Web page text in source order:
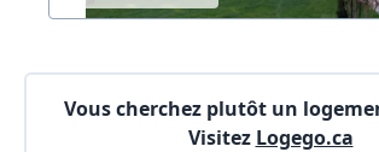
Vous cherchez plutôt un
Visitez Logego.ca
X Fermer
Copier lien